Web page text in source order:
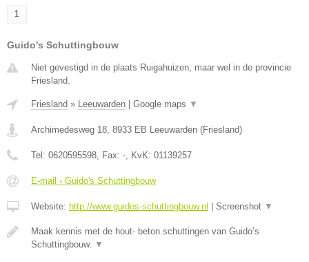
1
Guido's Schuttingbouw
Niet gevestigd in de plaats Ruigahuizen, maar wel in de provincie
Friesland.
Friesland » Leeuwarden Google maps ▼
Archimedesweg 18, 8933 EB Leeuwarden (Friesland)
Tel: 0620595598, Fax: -, KvK: 01139257
E-mail › Guido's Schuttingbouw
Website: http://www.guidos-schuttingbouw.nl Screenshot ▼
Maak kennis met de hout- beton schuttingen van Guido’s
Schuttingbouw. ▼